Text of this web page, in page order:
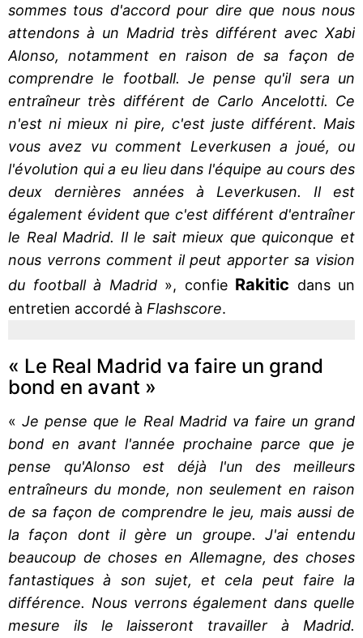
sommes tous d'accord pour dire que nous nous
attendons à un Madrid très différent avec Xabi
Alonso, notamment en raison de sa façon de
comprendre le football. Je pense qu'il sera un
entraîneur très différent de Carlo Ancelotti. Ce
n'est ni mieux ni pire, c'est juste différent. Mais
vous avez vu comment Leverkusen a joué, ou
l'évolution qui a eu lieu dans l'équipe au cours des
deux dernières années à Leverkusen. Il est
également évident que c'est différent d'entraîner
le Real Madrid. Il le sait mieux que quiconque et
nous verrons comment il peut apporter sa vision
du football à Madrid », confie Rakitic dans un
entretien accordé à Flashscore.
« Le Real Madrid va faire un grand
bond en avant »
« Je pense que le Real Madrid va faire un grand
bond en avant l'année prochaine parce que je
pense qu'Alonso est déjà l'un des meilleurs
entraîneurs du monde, non seulement en raison
de sa façon de comprendre le jeu, mais aussi de
la façon dont il gère un groupe. J'ai entendu
beaucoup de choses en Allemagne, des choses
fantastiques à son sujet, et cela peut faire la
différence. Nous verrons également dans quelle
mesure ils le laisseront travailler à Madrid.